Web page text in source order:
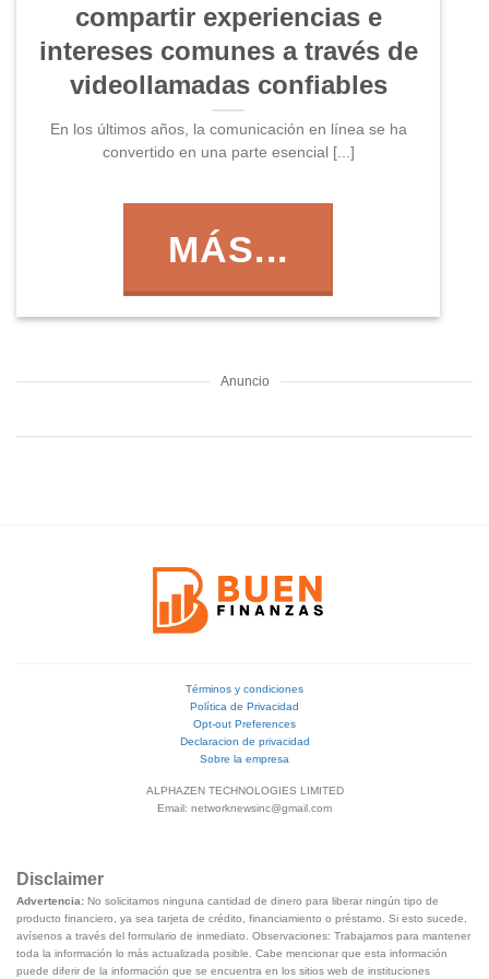
compartir experiencias e
intereses comunes a través de
videollamadas confiables
En los últimos años, la comunicación en línea se ha
convertido en una parte esencial [...]
MÁS...
Anuncio
Términos y condiciones
Política de Privacidad
Opt-out Preferences
Declaracion de privacidad
Sobre la empresa
ALPHAZEN TECHNOLOGIES LIMITED
Email: networknewsinc@gmail.com
Disclaimer
Advertencia: No solicitamos ninguna cantidad de dinero para liberar ningún tipo de
producto financiero, ya sea tarjeta de crédito, financiamiento o préstamo. Si esto sucede,
avísenos a través del formulario de inmediato. Observaciones: Trabajamos para mantener
toda la información lo más actualizada posible. Cabe mencionar que esta información
puede diferir de la información que se encuentra en los sitios web de instituciones